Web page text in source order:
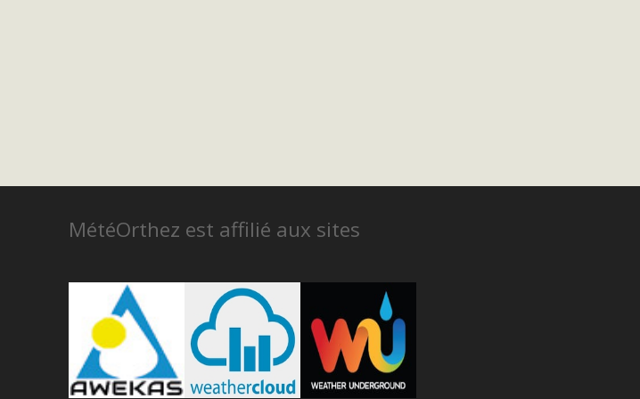
MétéOrthez est affilié aux sites